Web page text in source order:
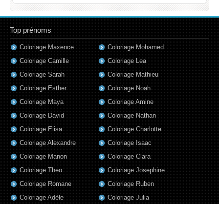
Top prénoms
Coloriage Maxence
Coloriage Camille
Coloriage Sarah
Coloriage Esther
Coloriage Maya
Coloriage David
Coloriage Elisa
Coloriage Alexandre
Coloriage Manon
Coloriage Theo
Coloriage Romane
Coloriage Adèle
Coloriage Mohamed
Coloriage Lea
Coloriage Mathieu
Coloriage Noah
Coloriage Amine
Coloriage Nathan
Coloriage Charlotte
Coloriage Isaac
Coloriage Clara
Coloriage Josephine
Coloriage Ruben
Coloriage Julia